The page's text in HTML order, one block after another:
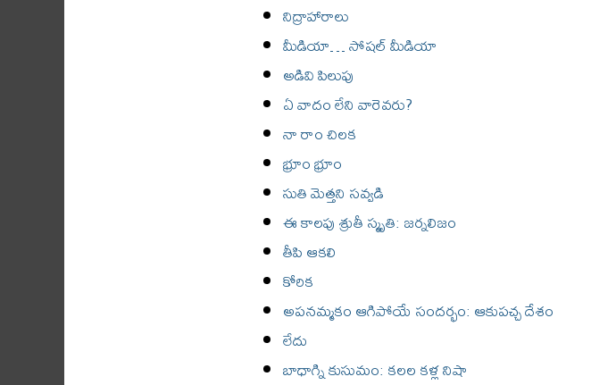
నిద్రాహారాలు
మీడియా… సోషల్ మీడియా
అడివి పిలుపు
ఏ వాదం లేని వారెవరు?
నా రాం చిలక
భ్రూం భ్రూం
సుతి మెత్తని సవ్వడి
ఈ కాలపు శ్రుతీ స్మృతి: జర్నలిజం
తీపి ఆకలి
కోరిక
అపనమ్మకం ఆగిపోయే సందర్భం: ఆకుపచ్చ దేశం
లేదు
బాధాగ్ని కుసుమం: కలల కళ్ల నిషా